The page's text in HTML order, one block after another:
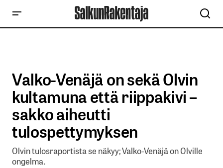
Valko-Venäjä on sekä Olvin
kultamuna että riippakivi –
sakko aiheutti
tulospettymyksen
Olvin tulosraportista se näkyy; Valko-Venäjä on Olville
ongelma.